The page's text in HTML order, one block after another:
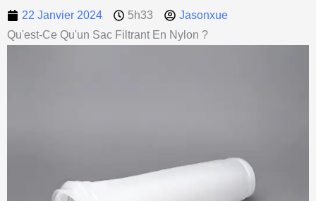
22 Janvier 2024 5h33
Jasonxue
Qu'est-Ce Qu'un Sac Filtrant En Nylon ?